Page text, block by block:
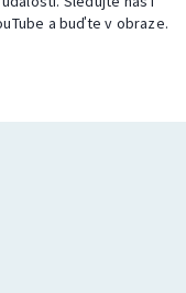
a buďte v obraze.